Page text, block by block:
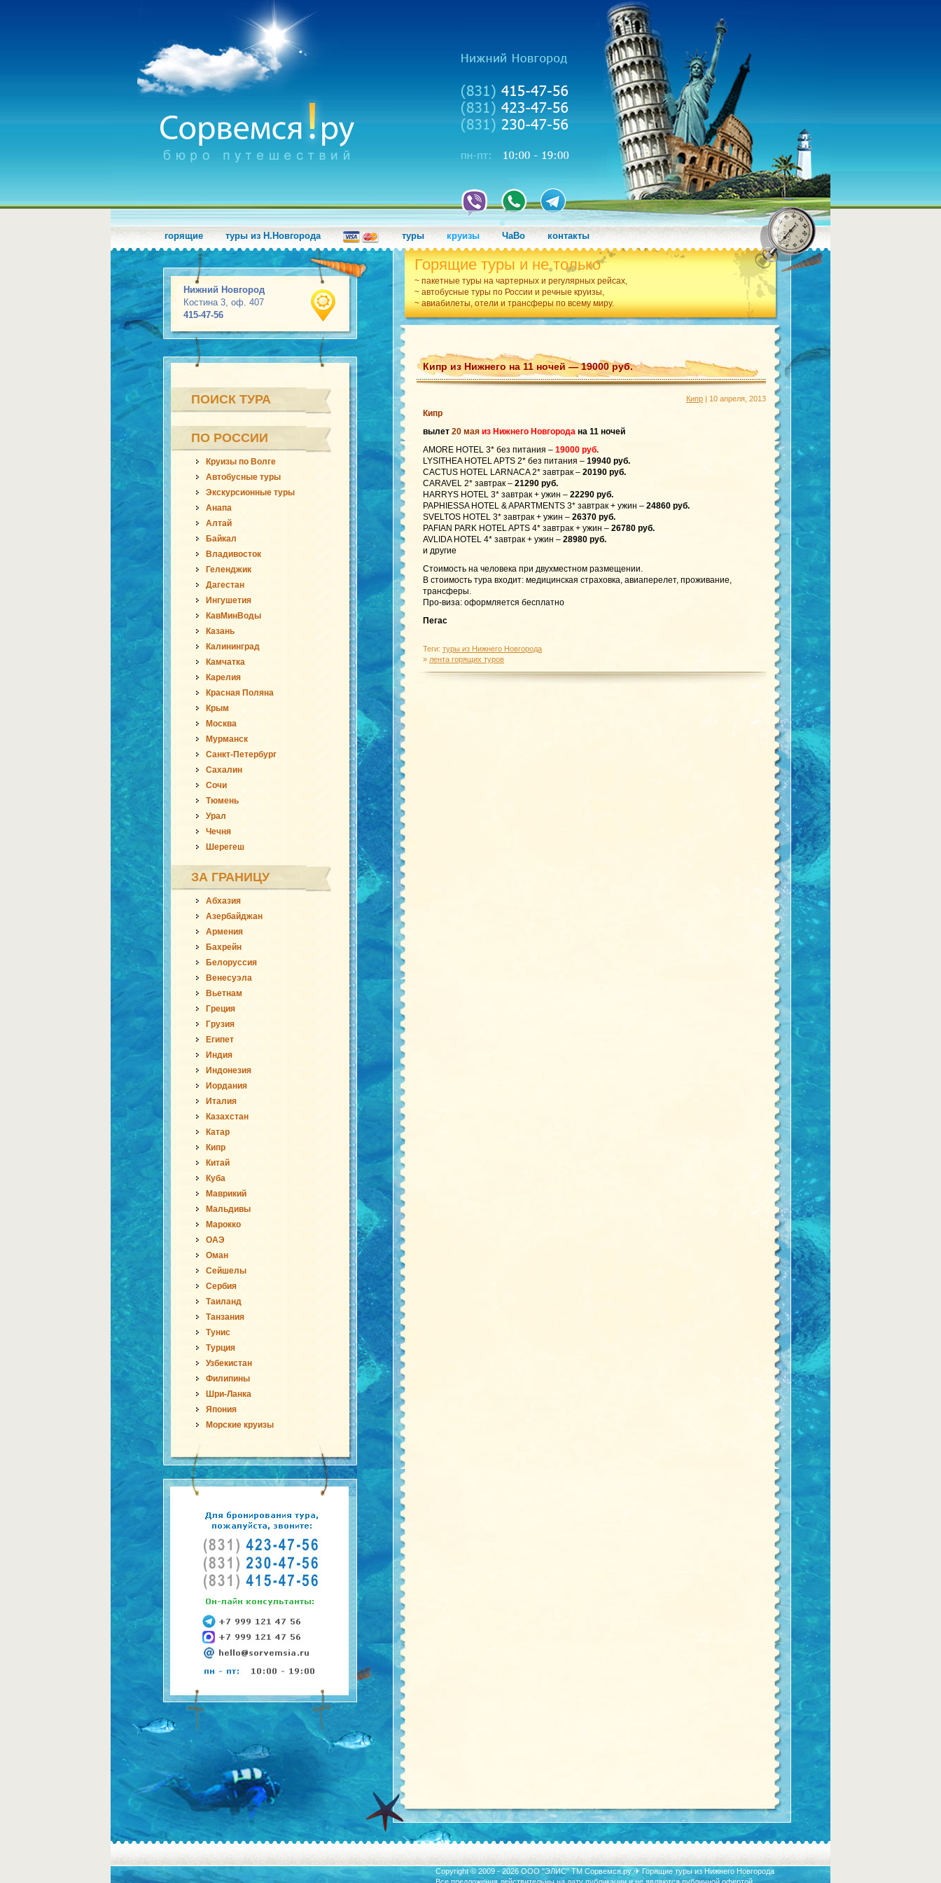
горящие туры из Н.Новгорода туры круизы ЧаВо контакты
Нижний Новгород
Костина 3, оф. 407
415-47-56
Горящие туры и не только
~ пакетные туры на чартерных и регулярных рейсах,
~ автобусные туры по России и речные круизы,
~ авиабилеты, отели и трансферы по всему миру.
ПОИСК ТУРА
ПО РОССИИ
Круизы по Волге
Автобусные туры
Экскурсионные туры
Анапа
Алтай
Байкал
Владивосток
Геленджик
Дагестан
Ингушетия
КавМинВоды
Казань
Калининград
Камчатка
Карелия
Красная Поляна
Крым
Москва
Мурманск
Санкт-Петербург
Сахалин
Сочи
Тюмень
Урал
Чечня
Шерегеш
ЗА ГРАНИЦУ
Абхазия
Азербайджан
Армения
Бахрейн
Белоруссия
Венесуэла
Вьетнам
Греция
Грузия
Египет
Индия
Индонезия
Иордания
Италия
Казахстан
Катар
Кипр
Китай
Куба
Маврикий
Мальдивы
Марокко
ОАЭ
Оман
Сейшелы
Сербия
Таиланд
Танзания
Тунис
Турция
Узбекистан
Филипины
Шри-Ланка
Япония
Морские круизы
Кипр из Нижнего на 11 ночей — 19000 руб.
Кипр | 10 апреля, 2013
Кипр
вылет 20 мая из Нижнего Новгорода на 11 ночей
AMORE HOTEL 3* без питания – 19000 руб.
LYSITHEA HOTEL APTS 2* без питания – 19940 руб.
CACTUS HOTEL LARNACA 2* завтрак – 20190 руб.
CARAVEL 2* завтрак – 21290 руб.
HARRYS HOTEL 3* завтрак + ужин – 22290 руб.
PAPHIESSA HOTEL & APARTMENTS 3* завтрак + ужин – 24860 руб.
SVELTOS HOTEL 3* завтрак + ужин – 26370 руб.
PAFIAN PARK HOTEL APTS 4* завтрак + ужин – 26780 руб.
AVLIDA HOTEL 4* завтрак + ужин – 28980 руб.
и другие
Стоимость на человека при двухместном размещении.
В стоимость тура входит: медицинская страховка, авиаперелет, проживание,
трансферы.
Про-виза: оформляется бесплатно
Пегас
Теги: туры из Нижнего Новгорода
» лента горящих туров
Copyright © 2009 - 2026 ООО "ЭЛИС" ТМ Сорвемся.ру ✈ Горящие туры из Нижнего Новгорода